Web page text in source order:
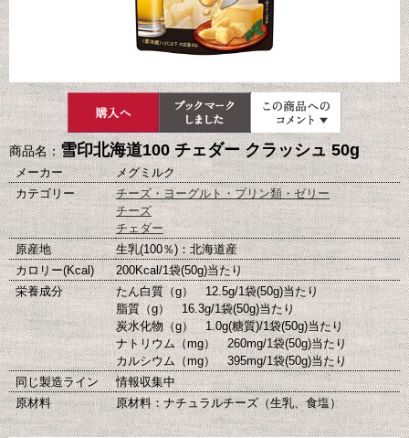
商品名：雪印北海道100 チェダー クラッシュ 50g
メーカー
メグミルク
カテゴリー
チーズ・ヨーグルト・プリン類・ゼリー
チーズ
チェダー
原産地
生乳(100％)：北海道産
カロリー(Kcal)
200Kcal/1袋(50g)当たり
栄養成分
たん白質（g） 12.5g/1袋(50g)当たり
脂質（g） 16.3g/1袋(50g)当たり
炭水化物（g） 1.0g(糖質)/1袋(50g)当たり
ナトリウム（mg） 260mg/1袋(50g)当たり
カルシウム（mg） 395mg/1袋(50g)当たり
同じ製造ライン
情報収集中
原材料
原材料：ナチュラルチーズ（生乳、食塩）